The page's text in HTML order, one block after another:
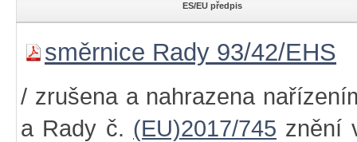
ES/EU předpis
směrnice Rady 93/42/EHS
/ zrušena a nahrazena
a Rady č. (EU)2017/745 znění